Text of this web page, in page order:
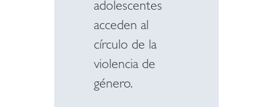
adolescentes
acceden al
círculo de la
violencia de
género.